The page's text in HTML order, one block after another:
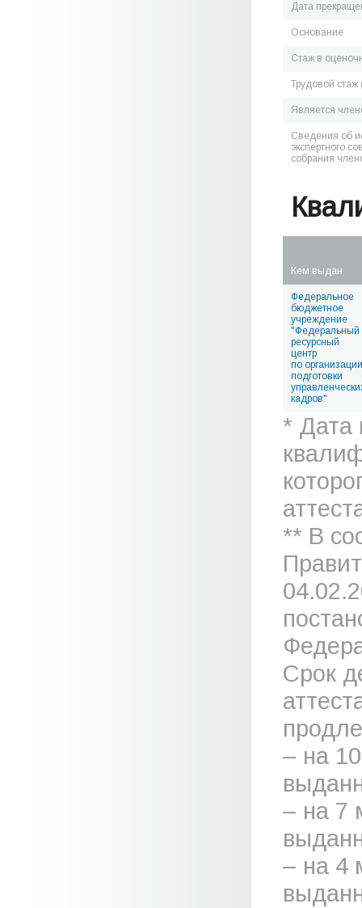
Дата
Основание
Стаж в
Трудовой стаж
Является
Сведения об
экспертного
собрания
Кем выдан
Федеральное
бюджетное
учреждение
"Федеральный
ресурсный
центр
по организации
подготовки
кадров"
* Дата
** В
Срок
– на
– на 7
– на 4